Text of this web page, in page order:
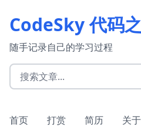
CodeSky 代码
随手记录自己的学习过程
首页 打赏 简历 关于